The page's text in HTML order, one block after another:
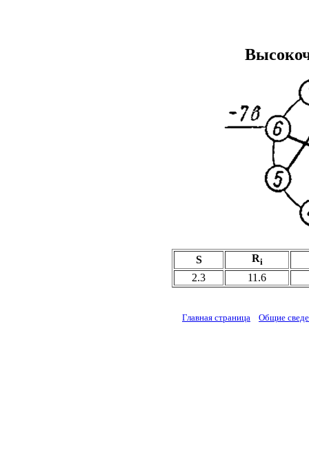
S Ri
2.3 11.6
Главная страница Общие